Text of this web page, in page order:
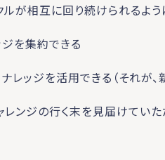
ルが相互に回り続けられるよう
を集約できる
ッジを活用できる（それが、
レンジの行く末を見届けてい